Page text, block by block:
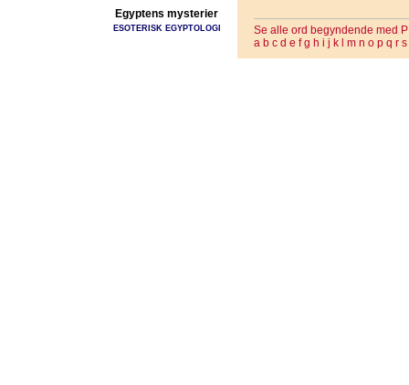
Egyptens mysterier
ESOTERISK EGYPTOLOGI
Se alle ord begyndende med P
a b c d e f g h i j k m n o p q r s